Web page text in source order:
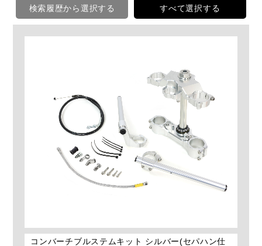
検索履歴から選択する すべて選択する
コンバーチブルステムキット シルバー(セパハン仕